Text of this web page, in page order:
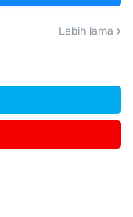
Lebih lama